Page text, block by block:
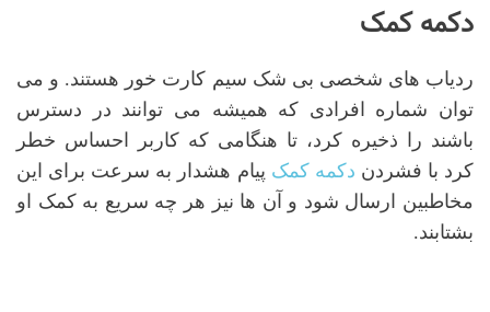
دکمه کمک
ردیاب های شخصی بی شک سیم کارت خور هستند. و می
توان شماره افرادی که همیشه می توانند در دسترس
باشند را ذخیره کرد، تا هنگامی که کاربر احساس خطر
کرد با فشردن دکمه کمک پیام هشدار به ‌سرعت برای این
مخاطبین ارسال شود و آن ها نیز هر چه سریع به کمک او
بشتابند.